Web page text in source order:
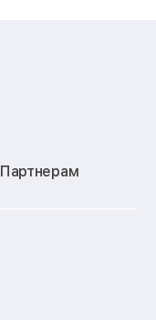
Партнерам